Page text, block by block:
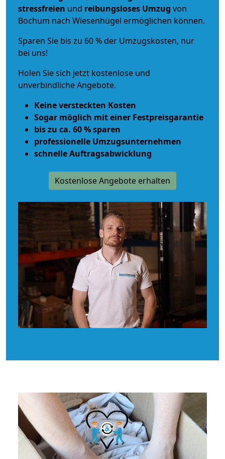
stressfreien und reibungsloses Umzug von
Bochum nach Wiesenhügel ermöglichen können.
Sparen Sie bis zu 60 % der Umzugskosten, nur
bei uns!
Holen Sie sich jetzt kostenlose und
unverbindliche Angebote.
Keine versteckten Kosten
Sogar möglich mit einer Festpreisgarantie
bis zu ca. 60 % sparen
professionelle Umzugsunternehmen
schnelle Auftragsabwicklung
Kostenlose Angebote erhalten